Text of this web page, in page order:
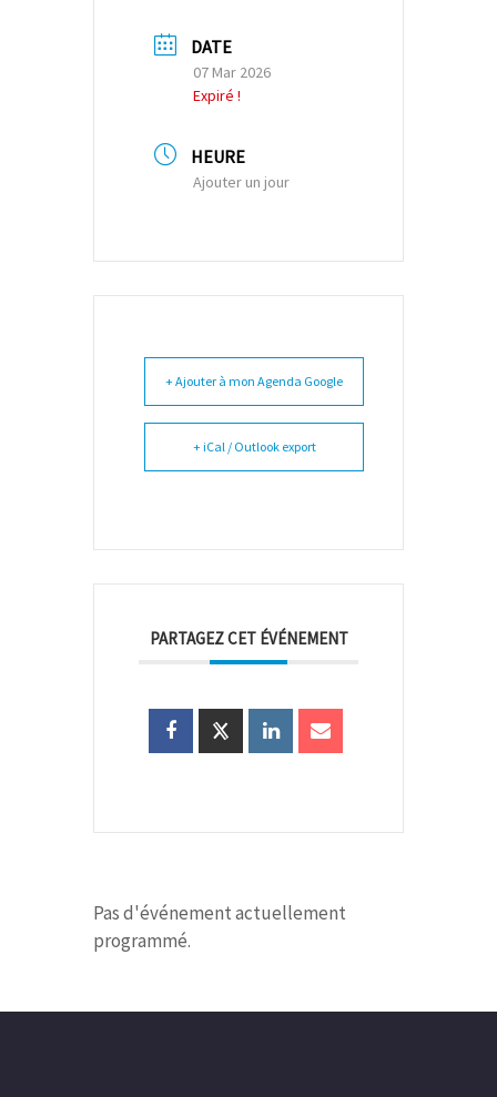
DATE
07 Mar 2026
Expiré !
HEURE
Ajouter un jour
+ Ajouter à mon Agenda Google
+ iCal / Outlook export
PARTAGEZ CET ÉVÉNEMENT
Pas d'événement actuellement
programmé.